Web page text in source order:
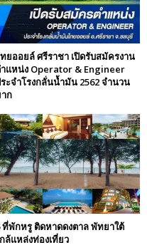
ยออยล์ ศรีราชา เปิดรับสมัครงาน
แหน่ง Operator & Engineer
ะจำโรงกลั่นน้ำมัน 2562 จำนวน
ก
ที่พักหรู ติดหาดดงตาล พัทยาใต้
ล้แหล่งท่องเที่ยว